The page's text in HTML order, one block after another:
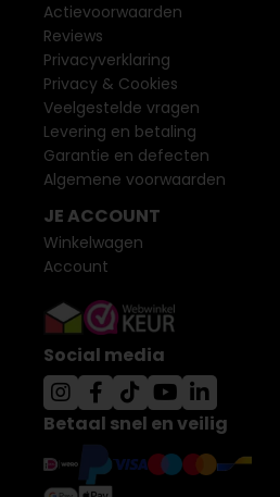
Actievoorwaarden
Reviews
Privacyverklaring
Privacy & Cookies
Veelgestelde vragen
Levering en betaling
Garantie en defecten
Algemene voorwaarden
JE ACCOUNT
Winkelwagen
Account
Social media
Betaal snel en veilig